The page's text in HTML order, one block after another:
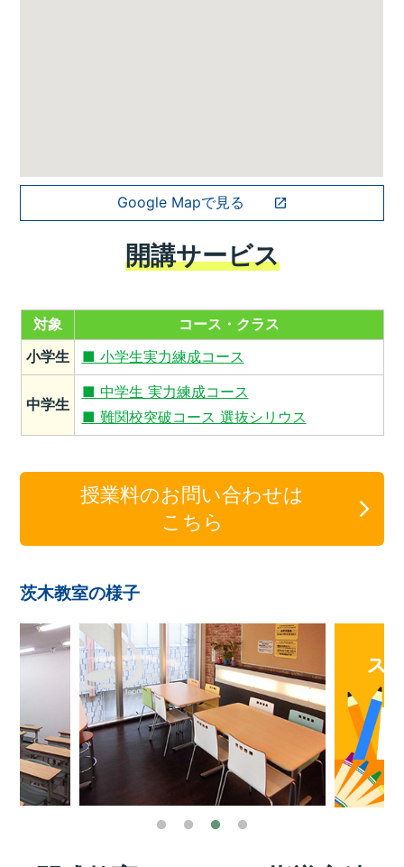
Google Mapで見る
開講サービス
対象
コース・クラス
小学生
■ 小学生実力練成コース
中学生
■ 中学生 実力練成コース
■ 難関校突破コース 選抜シリウス
授業料のお問い合わせは
こちら
茨木教室の様子